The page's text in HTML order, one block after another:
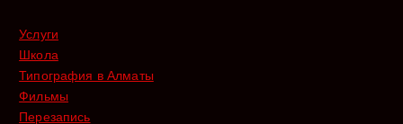
Услуги
Школа
Типография в Алматы
Фильмы
Перезапись